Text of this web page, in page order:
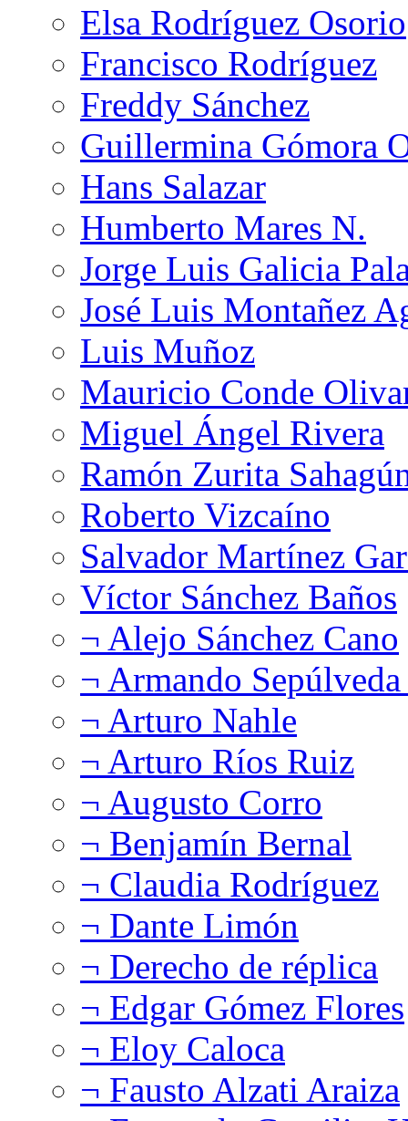
Elsa Rodríguez Osorio
Francisco Rodríguez
Freddy Sánchez
Guillermina Gómora
Hans Salazar
Humberto Mares N.
Jorge Luis Galicia
José Luis Montañez
Luis Muñoz
Mauricio Conde
Miguel Ángel Rivera
Ramón Zurita
Roberto Vizcaíno
Salvador Martínez
Víctor Sánchez Baños
¬ Alejo Sánchez Cano
¬ Armando
¬ Arturo Nahle
¬ Arturo Ríos Ruiz
¬ Augusto Corro
¬ Benjamín Bernal
¬ Claudia Rodríguez
¬ Dante Limón
¬ Derecho de réplica
¬ Edgar Gómez Flores
¬ Eloy Caloca
¬ Fausto Alzati Araiza